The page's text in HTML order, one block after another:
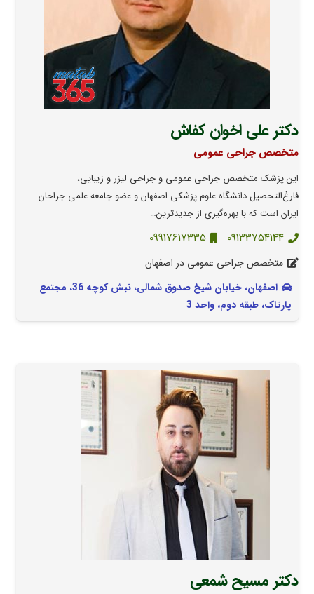
دکتر علی اخوان کفاش
متخصص جراحی عمومی
این پزشک متخصص جراحی عمومی و جراحی لیزر و زیبایی،
فارغ‌التحصیل دانشگاه علوم پزشکی اصفهان و عضو جامعه علمی جراحان
ایران است که با بهره‌گیری از جدیدترین…
09133754144
09917617335
متخصص جراحی عمومی در اصفهان
اصفهان، خیابان شیخ صدوق شمالی، نبش کوچه 36، مجتمع
پارتاک، طبقه دوم، واحد 3
دکتر مسیح شمعی